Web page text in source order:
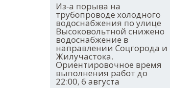
Из-а порыва на
трубопроводе холодного
водоснабжения по улице
Высоковольтной снижено
водоснабжение в
направлении Соцгорода и
Жилучастока.
Ориентировочное время
выполнения работ до
22:00, 6 августа